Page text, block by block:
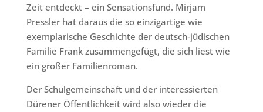
Zeit entdeckt – ein Sensationsfund. Mirjam
Pressler hat daraus die so einzigartige wie
exemplarische Geschichte der deutsch-jüdischen
Familie Frank zusammengefügt, die sich liest wie
ein großer Familienroman.
Der Schulgemeinschaft und der interessierten
Dürener Öffentlichkeit wird also wieder die